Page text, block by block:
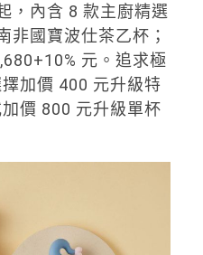
，內含 8 款主廚精選
非國寶波仕茶乙杯；
元。追求極
加價 400 元升級特
價 800 元升級單杯